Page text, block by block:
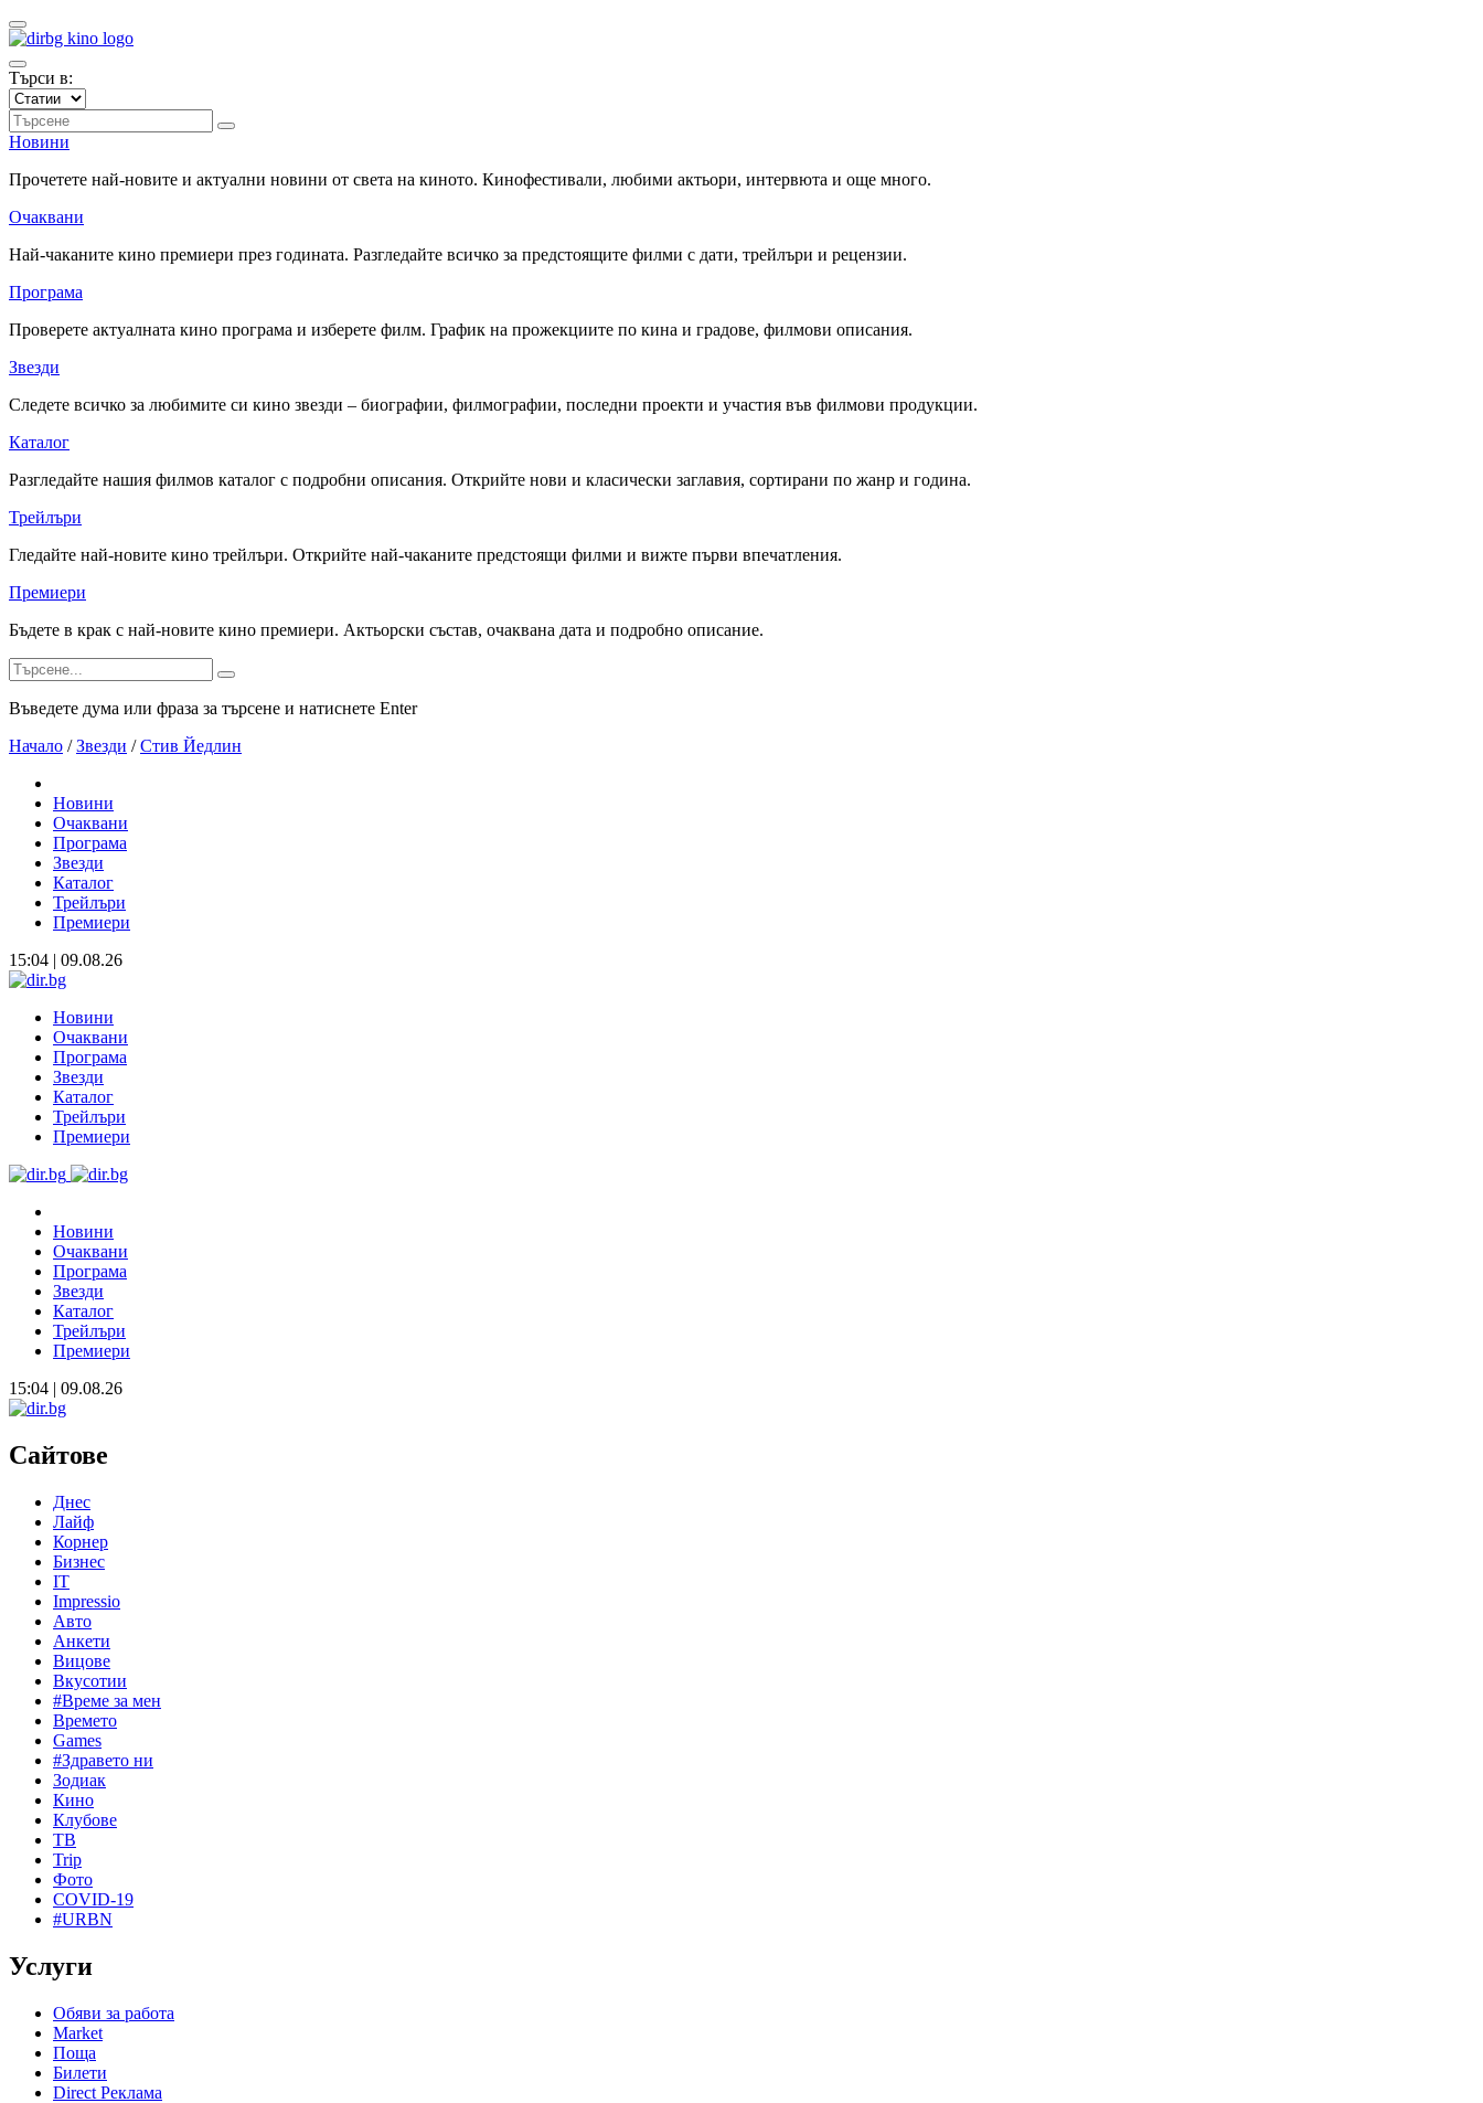
Търси в:
Новини
Прочетете най-новите и актуални новини от света на киното. Кинофестивали, любими актьори, интервюта и още много.
Очаквани
Най-чаканите кино премиери през годината. Разгледайте всичко за предстоящите филми с дати, трейлъри и рецензии.
Програма
Проверете актуалната кино програма и изберете филм. График на прожекциите по кина и градове, филмови описания.
Звезди
Следете всичко за любимите си кино звезди – биографии, филмографии, последни проекти и участия във филмови продукции.
Каталог
Разгледайте нашия филмов каталог с подробни описания. Открийте нови и класически заглавия, сортирани по жанр и година.
Трейлъри
Гледайте най-новите кино трейлъри. Открийте най-чаканите предстоящи филми и вижте първи впечатления.
Премиери
Бъдете в крак с най-новите кино премиери. Актьорски състав, очаквана дата и подробно описание.
Въведете дума или фраза за търсене и натиснете Enter
Начало / Звезди / Стив Йедлин
Новини
Очаквани
Програма
Звезди
Каталог
Трейлъри
Премиери
15:04 | 09.08.26
Новини
Очаквани
Програма
Звезди
Каталог
Трейлъри
Премиери
Новини
Очаквани
Програма
Звезди
Каталог
Трейлъри
Премиери
15:04 | 09.08.26
Сайтове
Днес
Лайф
Корнер
Бизнес
IT
Impressio
Авто
Анкети
Вицове
Вкусотии
#Време за мен
Времето
Games
#Здравето ни
Зодиак
Кино
Клубове
ТВ
Trip
Фото
COVID-19
#URBN
Услуги
Обяви за работа
Market
Поща
Билети
Direct Реклама